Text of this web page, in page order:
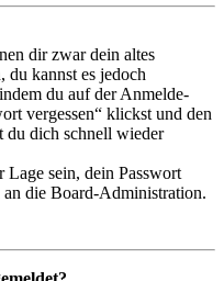
dir zwar dein altes
du kannst es jedoch
du auf der Anmelde-
vergessen“ klickst und den
du dich schnell wieder
Lage sein, dein Passwort
die Board-Administration.